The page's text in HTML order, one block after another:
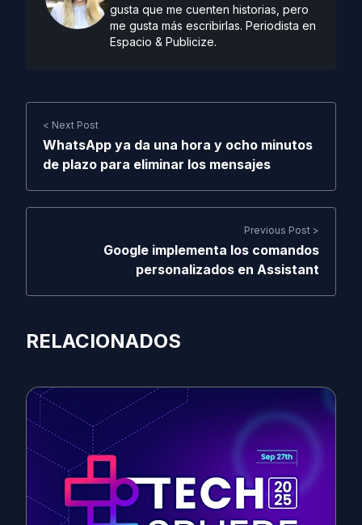
gusta que me cuenten historias, pero
me gusta más escribirlas. Periodista en
Espacio & Publicize.
< Next Post
WhatsApp ya da una hora y ocho minutos
de plazo para eliminar los mensajes
Previous Post >
Google implementa los comandos
personalizados en Assistant
RELACIONADOS